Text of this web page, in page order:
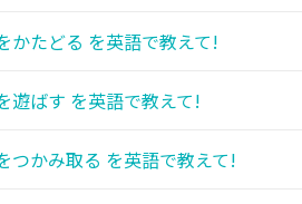
かたどる を英語で教えて!
遊ばす を英語で教えて!
つかみ取る を英語で教えて!